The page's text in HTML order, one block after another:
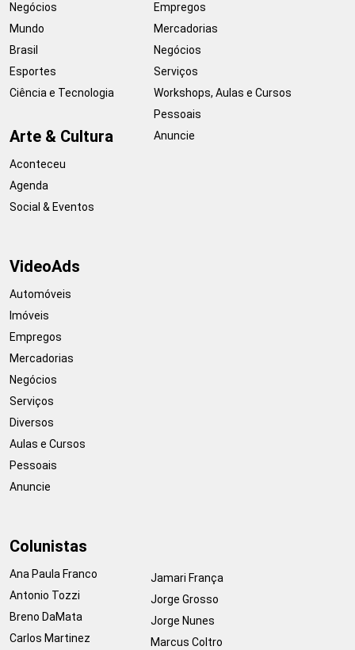
Negócios
Mundo
Brasil
Esportes
Ciência e Tecnologia
Arte & Cultura
Aconteceu
Agenda
Social & Eventos
Empregos
Mercadorias
Negócios
Serviços
Workshops, Aulas e Cursos
Pessoais
Anuncie
VideoAds
Automóveis
Imóveis
Empregos
Mercadorias
Negócios
Serviços
Diversos
Aulas e Cursos
Pessoais
Anuncie
Colunistas
Ana Paula Franco
Antonio Tozzi
Breno DaMata
Carlos Martinez
Jamari França
Jorge Grosso
Jorge Nunes
Marcus Coltro